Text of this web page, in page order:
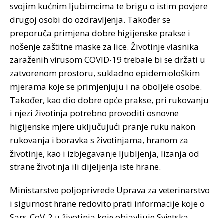
svojim kućnim ljubimcima te brigu o istim povjere
drugoj osobi do ozdravljenja. Također se
preporuča primjena dobre higijenske prakse i
nošenje zaštitne maske za lice. Životinje vlasnika
zaraženih virusom COVID-19 trebale bi se držati u
zatvorenom prostoru, sukladno epidemiološkim
mjerama koje se primjenjuju i na oboljele osobe.
Također, kao dio dobre opće prakse, pri rukovanju
i njezi životinja potrebno provoditi osnovne
higijenske mjere uključujući pranje ruku nakon
rukovanja i boravka s životinjama, hranom za
životinje, kao i izbjegavanje ljubljenja, lizanja od
strane životinja ili dijeljenja iste hrane.
Ministarstvo poljoprivrede Uprava za veterinarstvo
i sigurnost hrane redovito prati informacije koje o